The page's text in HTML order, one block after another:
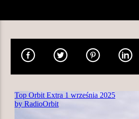
REJOICE
DEF LEPPARD
TERAZ W RAMÓWCE